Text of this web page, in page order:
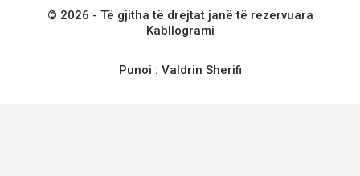
© 2026 - Të gjitha të drejtat janë të rezervuara
Kabllogrami
Punoi : Valdrin Sherifi